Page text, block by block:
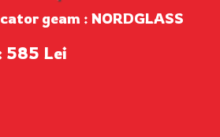
geam : NORDGLASS
585 Lei